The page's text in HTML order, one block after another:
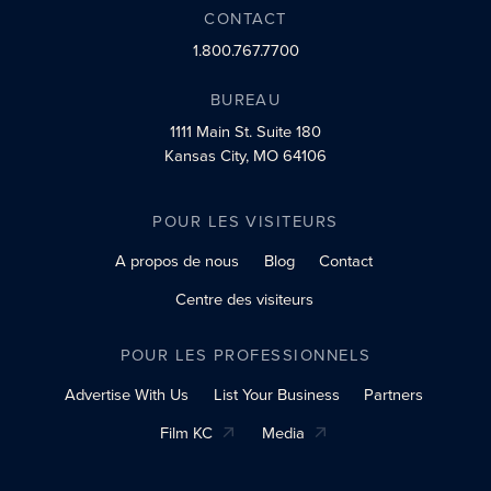
CONTACT
1.800.767.7700
BUREAU
1111 Main St.Suite 180
Kansas City, MO 64106
POUR LES VISITEURS
A propos de nous
Blog
Contact
Centre des visiteurs
POUR LES PROFESSIONNELS
Advertise With Us
List Your Business
Partners
Film KC
Media